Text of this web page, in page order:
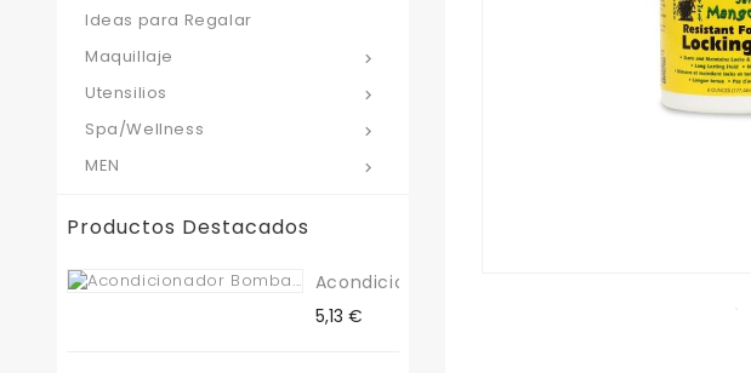
Ideas para Regalar

Maquillaje

Utensilios

Spa/Wellness

MEN
Productos Destacados
Acondicionador...
Precio
5,13 €